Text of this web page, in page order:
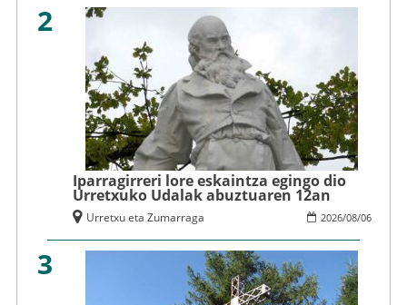
2
Iparragirreri lore eskaintza egingo dio
Urretxuko Udalak abuztuaren 12an
2026/08/06
Urretxu eta Zumarraga
3